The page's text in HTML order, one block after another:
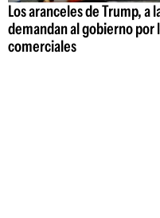
Los aranceles de Trump, a
demandan al gobierno por
comerciales